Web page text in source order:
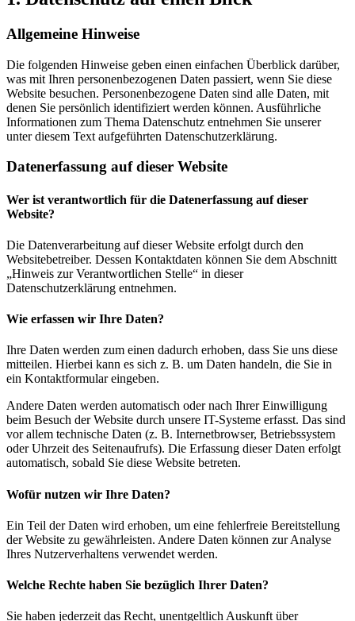
Allgemeine Hinweise
Die folgenden Hinweise geben einen einfachen Überblick darüber,
was mit Ihren personenbezogenen Daten passiert, wenn Sie diese
Website besuchen. Personenbezogene Daten sind alle Daten, mit
denen Sie persönlich identifiziert werden können. Ausführliche
Informationen zum Thema Datenschutz entnehmen Sie unserer
unter diesem Text aufgeführten Datenschutzerklärung.
Datenerfassung auf dieser Website
Wer ist verantwortlich für die Datenerfassung auf dieser
Website?
Die Datenverarbeitung auf dieser Website erfolgt durch den
Websitebetreiber. Dessen Kontaktdaten können Sie dem Abschnitt
„Hinweis zur Verantwortlichen Stelle“ in dieser
Datenschutzerklärung entnehmen.
Wie erfassen wir Ihre Daten?
Ihre Daten werden zum einen dadurch erhoben, dass Sie uns diese
mitteilen. Hierbei kann es sich z. B. um Daten handeln, die Sie in
ein Kontaktformular eingeben.
Andere Daten werden automatisch oder nach Ihrer Einwilligung
beim Besuch der Website durch unsere IT-Systeme erfasst. Das sind
vor allem technische Daten (z. B. Internetbrowser, Betriebssystem
oder Uhrzeit des Seitenaufrufs). Die Erfassung dieser Daten erfolgt
automatisch, sobald Sie diese Website betreten.
Wofür nutzen wir Ihre Daten?
Ein Teil der Daten wird erhoben, um eine fehlerfreie Bereitstellung
der Website zu gewährleisten. Andere Daten können zur Analyse
Ihres Nutzerverhaltens verwendet werden.
Welche Rechte haben Sie bezüglich Ihrer Daten?
Sie haben jederzeit das Recht, unentgeltlich Auskunft über